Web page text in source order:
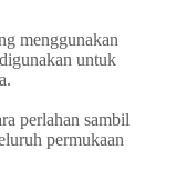
menggunakan
untuk
perlahan sambil
permukaan